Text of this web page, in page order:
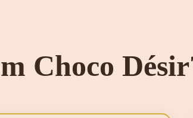
Choco